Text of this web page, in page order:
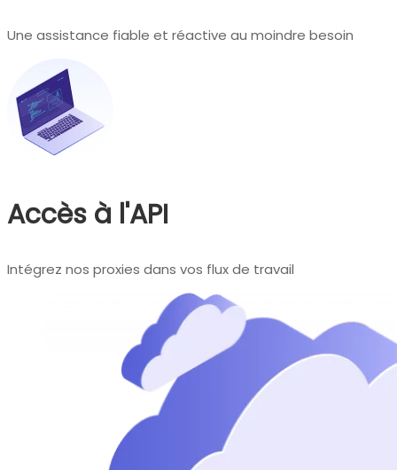
Une assistance fiable et réactive au moindre besoin
Accès à l'API
Intégrez nos proxies dans vos flux de travail